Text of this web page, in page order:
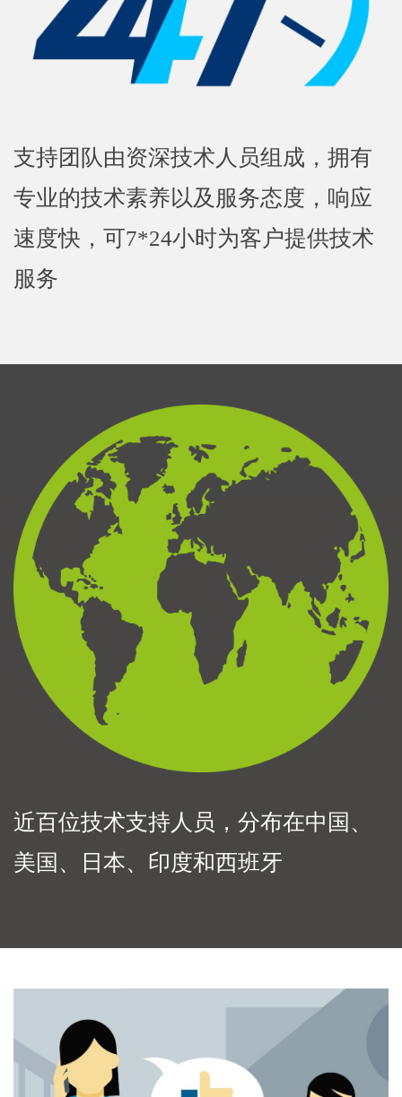
支持团队由资深技术人员组成，拥有
专业的技术素养以及服务态度，响应
速度快，可7*24小时为客户提供技术
服务
近百位技术支持人员，分布在中国、
美国、日本、印度和西班牙